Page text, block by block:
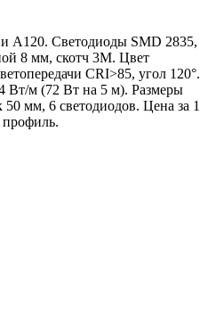
A120. Светодиоды SMD 2835,
8 мм, скотч 3M. Цвет
CRI>85, угол 120°.
Вт/м (72 Вт на 5 м). Размеры
мм, 6 светодиодов. Цена за 1
профиль.